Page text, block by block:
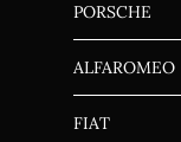
PORSCHE
ALFAROMEO
FIAT